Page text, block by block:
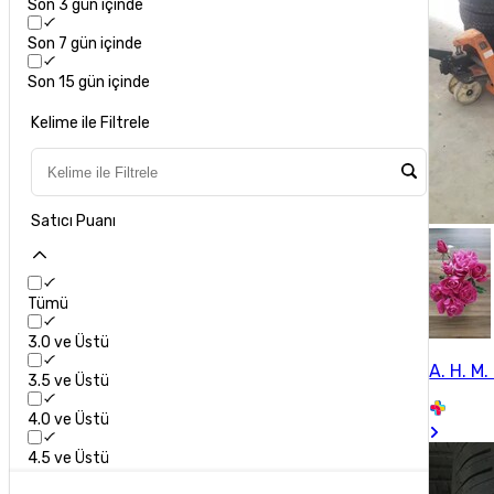
Son 3 gün içinde
Son 7 gün içinde
Son 15 gün içinde
Kelime ile Filtrele
Satıcı Puanı
Tümü
3.0 ve Üstü
3.5 ve Üstü
4.0 ve Üstü
4.5 ve Üstü
A. H. M.